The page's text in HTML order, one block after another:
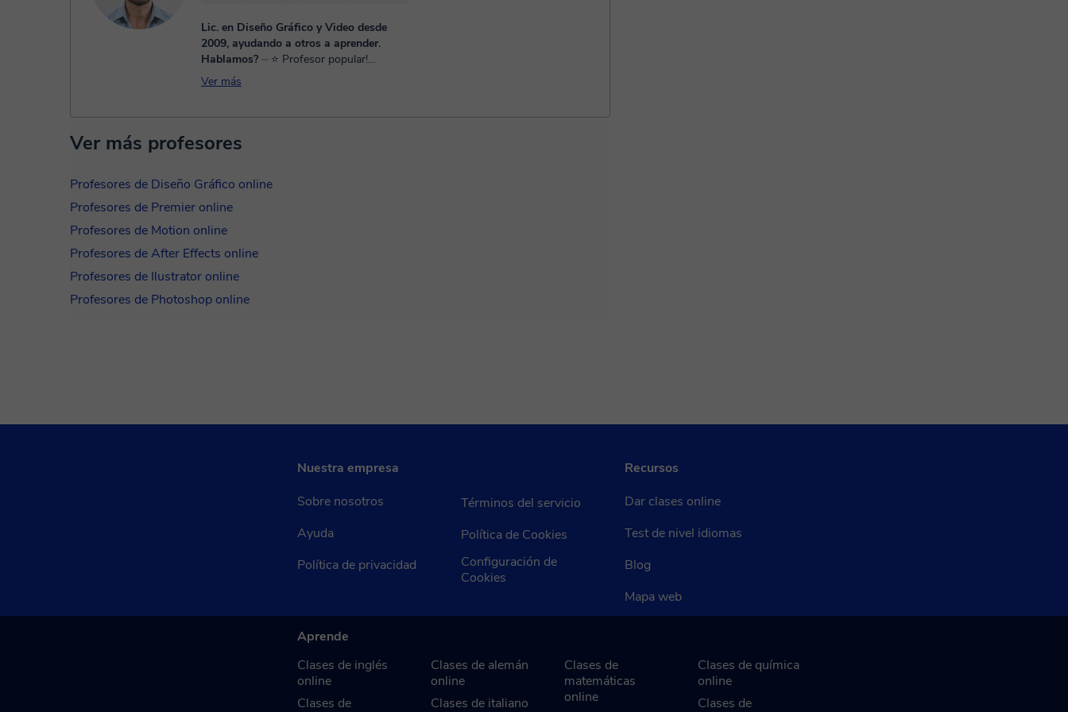
Lic. en Diseño Gráfico y Video desde
2009, ayudando a otros a aprender.
Hablamos? ⏤ ⭐ Profesor popular!
Graduado como licenciado en
Comunicación Visual desde el año 2009,
activamente en compañ...
Ver más
Ver más profesores
Profesores de Diseño Gráfico online
Profesores de Premier online
Profesores de Motion online
Profesores de After Effects online
Profesores de Ilustrator online
Profesores de Photoshop online
Nuestra empresa
Sobre nosotros
Ayuda
Política de privacidad
Términos del servicio
Política de Cookies
Configuración de
Cookies
Recursos
Dar clases online
Test de nivel idiomas
Blog
Mapa web
Aprende
Clases de inglés
online
Clases de
Clases de alemán
online
Clases de italiano
Clases de
matemáticas
online
Clases de química
online
Clases de